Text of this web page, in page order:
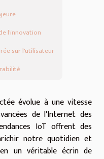
l'innovation
sur l'utilisateur
évolue à une vitesse
de l'Internet des
IoT offrent des
notre quotidien et
un véritable écrin de